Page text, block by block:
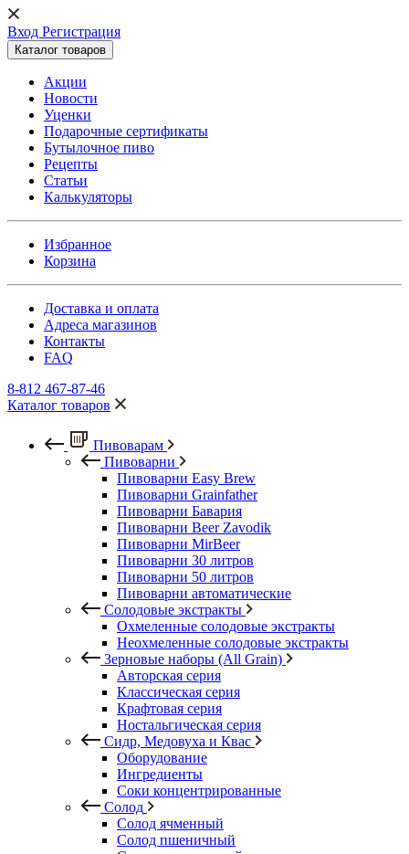
Вход Регистрация
Каталог товаров
Акции
Новости
Уценки
Подарочные сертификаты
Бутылочное пиво
Рецепты
Статьи
Калькуляторы
Избранное
Корзина
Доставка и оплата
Адреса магазинов
Контакты
FAQ
8-812 467-87-46
Каталог товаров
Пивоварам
Пивоварни
Пивоварни Easy Brew
Пивоварни Grainfather
Пивоварни Бавария
Пивоварни Beer Zavodik
Пивоварни MirBeer
Пивоварни 30 литров
Пивоварни 50 литров
Пивоварни автоматические
Солодовые экстракты
Охмеленные солодовые экстракты
Неохмеленные солодовые экстракты
Зерновые наборы (All Grain)
Авторская серия
Классическая серия
Крафтовая серия
Ностальгическая серия
Сидр, Медовуха и Квас
Оборудование
Ингредиенты
Соки концентрированные
Солод
Солод ячменный
Солод пшеничный